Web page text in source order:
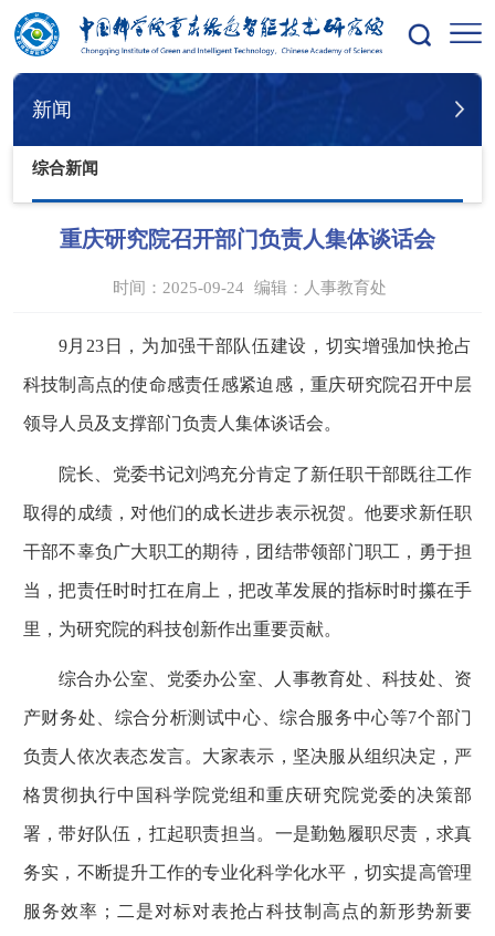
您的位置：首页 新闻 综合新闻
新闻
综合新闻
重庆研究院召开部门负责人集体谈话会
时间：2025-09-24 编辑： 人事教育处
9月23日，为加强干部队伍建设，切实增强加快抢占
科技制高点的使命感责任感紧迫感，重庆研究院召开中层
领导人员及支撑部门负责人集体谈话会。
院长、党委书记刘鸿充分肯定了新任职干部既往工作
取得的成绩，对他们的成长进步表示祝贺。他要求新任职
干部不辜负广大职工的期待，团结带领部门职工，勇于担
当，把责任时时扛在肩上，把改革发展的指标时时攥在手
里，为研究院的科技创新作出重要贡献。
综合办公室、党委办公室、人事教育处、科技处、资
产财务处、综合分析测试中心、综合服务中心等7个部门
负责人依次表态发言。大家表示，坚决服从组织决定，严
格贯彻执行中国科学院党组和重庆研究院党委的决策部
署，带好队伍，扛起职责担当。一是勤勉履职尽责，求真
务实，不断提升工作的专业化科学化水平，切实提高管理
服务效率；二是对标对表抢占科技制高点的新形势新要